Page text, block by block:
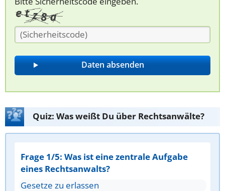
Quiz: Was weißt Du über Rechtsanwälte?
Frage 1/5: Was ist eine zentrale Aufgabe
eines Rechtsanwalts?
Gesetze zu erlassen